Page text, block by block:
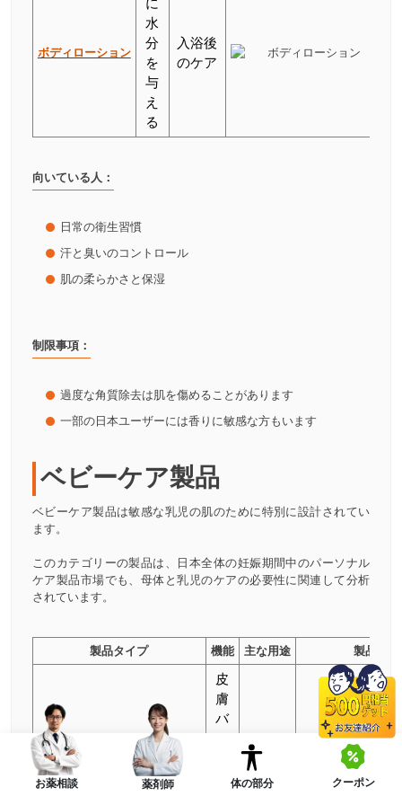
ボディローション
に
水
分
を
与
え
る
入浴後
のケア
向いている人：
日常の衛生習慣
汗と臭いのコントロール
肌の柔らかさと保湿
制限事項：
過度な角質除去は肌を傷めることがあります
一部の日本ユーザーには香りに敏感な方もいます
ベビーケア製品
ベビーケア製品は敏感な乳児の肌のために特別に設計されてい
ます。
このカテゴリーの製品は、日本全体の妊娠期間中のパーソナル
ケア製品市場でも、母体と乳児のケアの必要性に関連して分析
されています。
製品タイプ 機能 主な用途 製品画像
皮
膚
バ
お薬相談 薬剤師 体の部分 クーポン